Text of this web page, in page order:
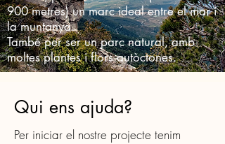
900 metres) un marc ideal entre el mar i
la muntanya.
També per ser un parc natural, amb
moltes plantes i flors autòctones.
Qui ens ajuda?
Per iniciar el nostre projecte tenim